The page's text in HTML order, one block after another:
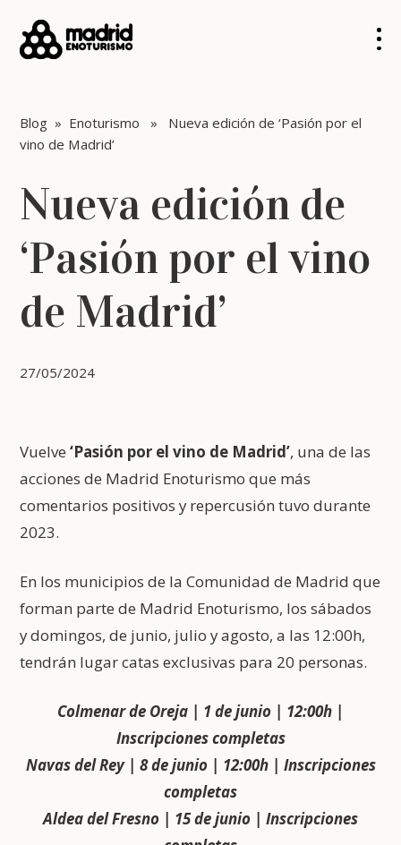
Blog » Enoturismo » Nueva edición de ‘Pasión por el
vino de Madrid’
Nueva edición de
‘Pasión por el vino
de Madrid’
27/05/2024
Vuelve‘Pasión por el vino de Madrid’, una de las
acciones de Madrid Enoturismo que más
comentarios positivos y repercusión tuvo durante
2023.
En los municipios de la Comunidad de Madrid que
forman parte de Madrid Enoturismo, los sábados
y domingos, de junio, julio y agosto, a las 12:00h,
tendrán lugar catas exclusivas para 20 personas.
Colmenar de Oreja | 1 de junio | 12:00h |
Inscripciones completas
Navas del Rey | 8 de junio | 12:00h | Inscripciones
completas
Aldea del Fresno | 15 de junio | Inscripciones